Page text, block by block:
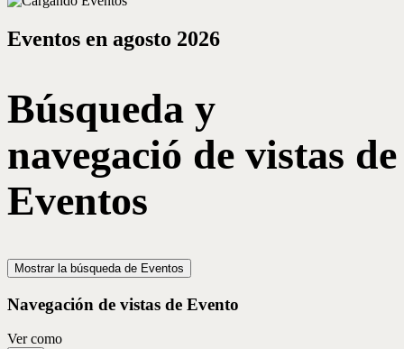
Eventos en agosto 2026
Búsqueda y
navegació de vistas de
Eventos
Mostrar la búsqueda de Eventos
Navegación de vistas de Evento
Ver como